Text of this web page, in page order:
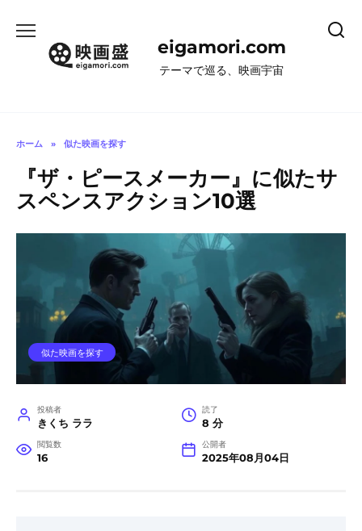
eigamori.com
テーマで巡る、映画宇宙
ホーム » 似た映画を探す
『ザ・ピースメーカー』に似たサ
スペンスアクション10選
似た映画を探す
投稿者
きくち ララ
読了
8 分
閲覧数
16
公開者
2025年08月04日